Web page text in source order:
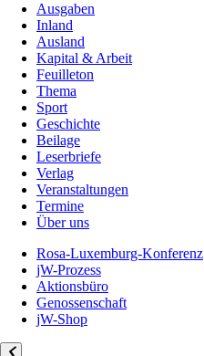
Ausgaben
Inland
Ausland
Kapital & Arbeit
Feuilleton
Thema
Sport
Geschichte
Beilage
Leserbriefe
Verlag
Veranstaltungen
Termine
Über uns
Rosa-Luxemburg-Konferenz
jW-Prozess
Aktionsbüro
Genossenschaft
jW-Shop